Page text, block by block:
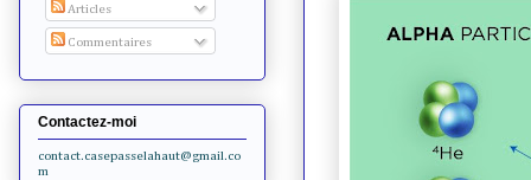
Articles
Commentaires
Contactez-moi
contact.casepasselahaut@gmail.co
m